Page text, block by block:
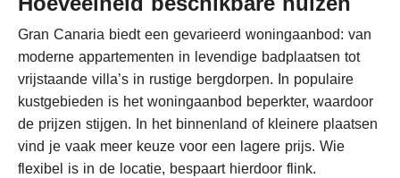
Gran Canaria biedt een gevarieerd woningaanbod: van
moderne appartementen in levendige badplaatsen tot
vrijstaande villa’s in rustige bergdorpen. In populaire
kustgebieden is het woningaanbod beperkter, waardoor
de prijzen stijgen. In het binnenland of kleinere plaatsen
vind je vaak meer keuze voor een lagere prijs. Wie
flexibel is in de locatie, bespaart hierdoor flink.